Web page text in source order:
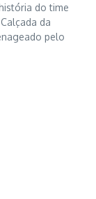
do time
da
pelo